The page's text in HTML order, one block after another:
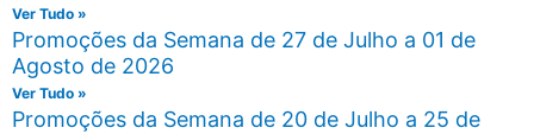
Ver Tudo »
Promoções da Semana de 27 de Julho a 01 de
Agosto de 2026
Ver Tudo »
Promoções da Semana de 20 de Julho a 25 de